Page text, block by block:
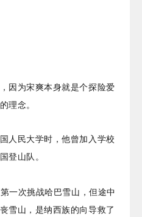
因为宋爽本身就是个探险爱
理念。
人民大学时，他曾加入学校
登山队。
一次挑战哈巴雪山，但途中
雪山，是纳西族的向导救了